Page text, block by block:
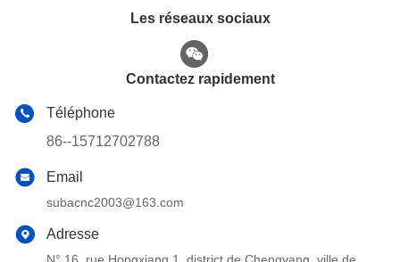
Les réseaux sociaux
Contactez rapidement
Téléphone
86--15712702788
Email
subacnc2003@163.com
Adresse
N° 16, rue Hongxiang 1, district de Chengyang, ville de